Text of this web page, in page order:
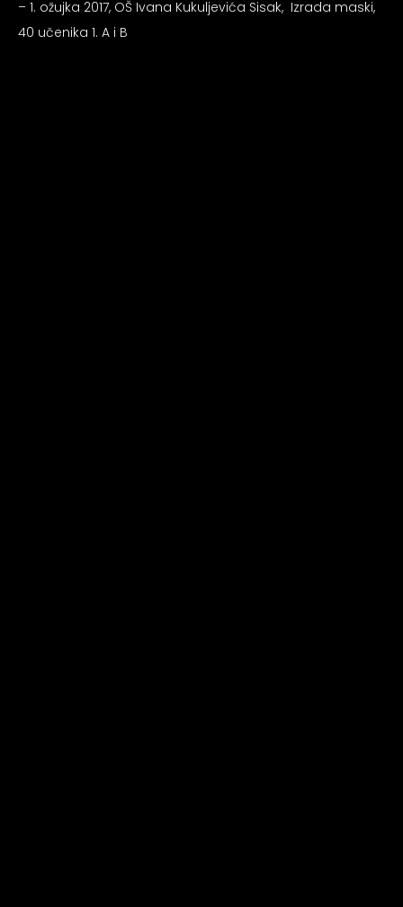
– 1. ožujka 2017, OŠ Ivana Kukuljevića Sisak, Izrada maski,
40 učenika 1. A i B